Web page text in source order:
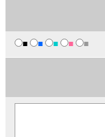
■ ■ ■ ■ ■